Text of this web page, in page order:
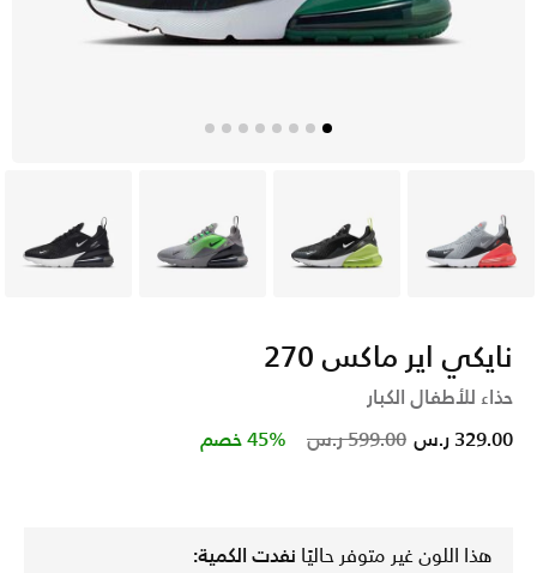
رمادي أسود رمادي أسود
نايكي اير ماكس 270
حذاء للأطفال الكبار
Price reduced from
599.00 ر.س to 329.00 ر.س 45% خصم
هذا اللون غير متوفر حاليًا نفدت الكمية: